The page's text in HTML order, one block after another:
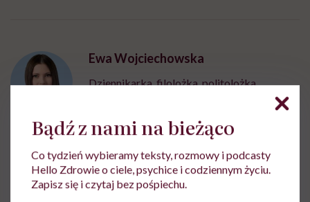
Ewa Wojciechowska
Dziennikarka, filolożka, politolożka,
reportażystka. Pisze, od kiedy pamięta, a w
międzyczasie lubi słuchać i obserwować
innych
Zobacz profil
Bądź z nami na bieżąco
Co tydzień wybieramy teksty, rozmowy i podcasty
Hello Zdrowie o ciele, psychice i codziennym życiu.
Zapisz się i czytaj bez pośpiechu.